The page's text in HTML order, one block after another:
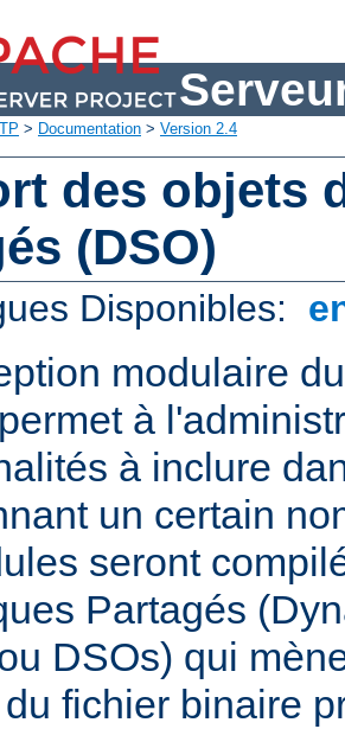
> Documentation > Version 2.4
des objets
(DSO)
Disponibles:
modulaire
à
à inclure
un certain
seront
Partagés
DSOs) qui
fichier binaire